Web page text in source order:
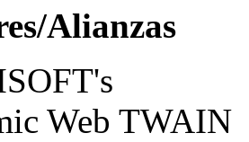
Alianzas
Web TWAIN